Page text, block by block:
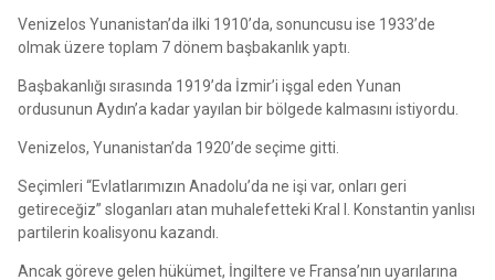
Venizelos Yunanistan’da ilki 1910’da, sonuncusu ise 1933’de
olmak üzere toplam 7 dönem başbakanlık yaptı.
Başbakanlığı sırasında 1919’da İzmir’i işgal eden Yunan
ordusunun Aydın’a kadar yayılan bir bölgede kalmasını istiyordu.
Venizelos, Yunanistan’da 1920’de seçime gitti.
Seçimleri “Evlatlarımızın Anadolu’da ne işi var, onları geri
getireceğiz” sloganları atan muhalefetteki Kral I. Konstantin yanlısı
partilerin koalisyonu kazandı.
Ancak göreve gelen hükümet, İngiltere ve Fransa’nın uyarılarına